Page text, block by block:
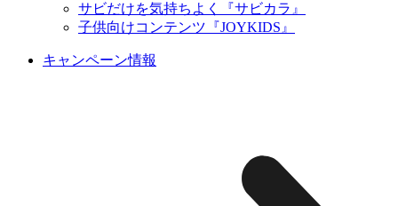
サビだけを気持ちよく『サビカラ』
子供向けコンテンツ『JOYKIDS』
キャンペーン情報